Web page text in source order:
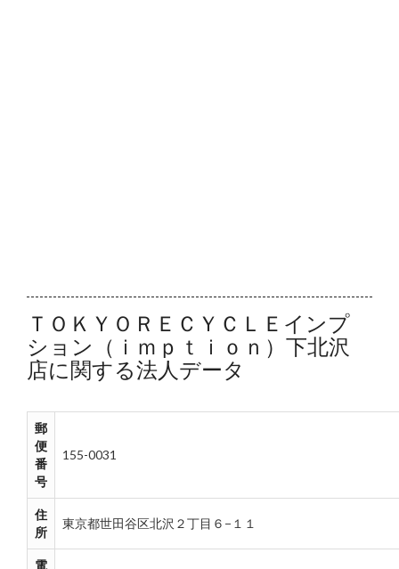
ＴＯＫＹＯＲＥＣＹＣＬＥインプ
ション（ｉｍｐｔｉｏｎ）下北沢
店に関する法人データ
郵
便
番
号
155-0031
住
所
東京都世田谷区北沢２丁目６−１１
電